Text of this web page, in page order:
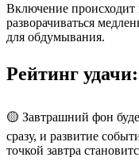
Включение происходит
разворачиваться
для обдумывания.
Рейтинг
🟡 Завтрашний фон
сразу, и развитие
точкой завтра